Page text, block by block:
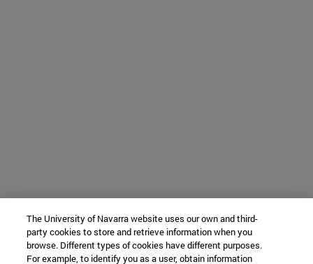
The University of Navarra website uses our own and third-
party cookies to store and retrieve information when you
browse. Different types of cookies have different purposes.
For example, to identify you as a user, obtain information